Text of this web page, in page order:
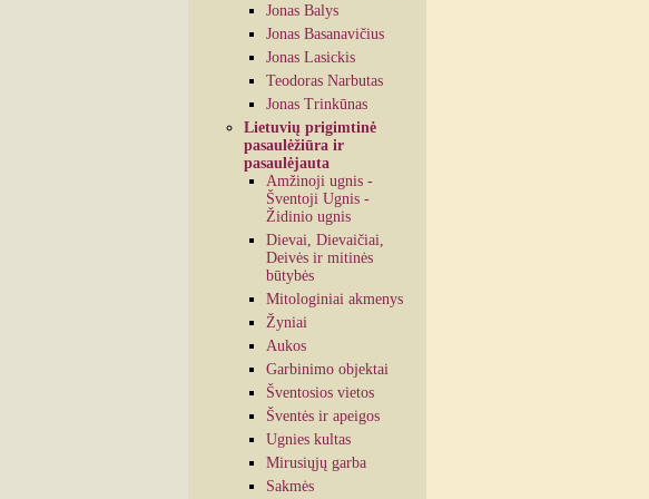
Jonas Balys
Jonas Basanavičius
Jonas Lasickis
Teodoras Narbutas
Jonas Trinkūnas
Lietuvių prigimtinė
pasaulėžiūra ir
pasaulėjauta
Amžinoji ugnis -
Šventoji Ugnis -
Židinio ugnis
Dievai, Dievaičiai,
Deivės ir mitinės
būtybės
Mitologiniai akmenys
Žyniai
Aukos
Garbinimo objektai
Šventosios vietos
Šventės ir apeigos
Ugnies kultas
Mirusiųjų garba
Sakmės